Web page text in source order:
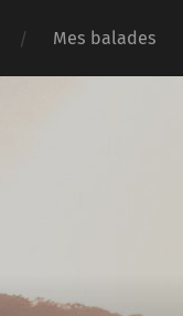
Mes balades